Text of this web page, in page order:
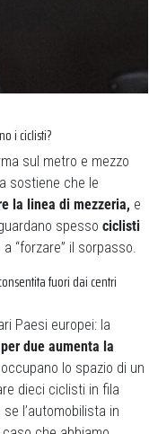
i ciclisti?
sul metro e mezzo
sostiene che le
la linea di mezzeria, e
spesso ciclisti
“forzare” il sorpasso.
fuori dai centri
Paesi europei: la
due aumenta la
lo spazio di un
dieci ciclisti in fila
l’automobilista in